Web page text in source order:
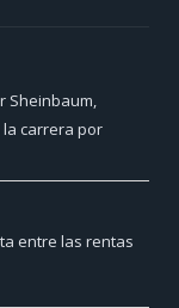
Sheinbaum,
carrera por
entre las rentas